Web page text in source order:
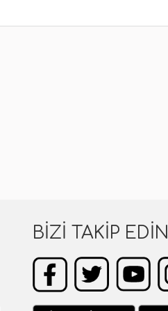
BIZI TAKIP EDIN